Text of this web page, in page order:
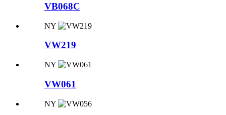
VB068C
NY
VW219
NY
VW061
NY